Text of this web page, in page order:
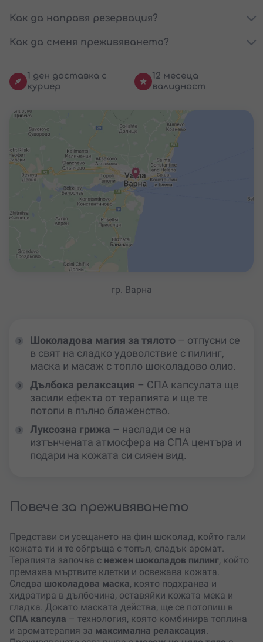
Как да направя резервация?
Как да сменя преживяването?
1 ден доставка с
куриер
12 месеца
валидност
гр. Варна
Шоколадова магия за тялото – отпусни се
в свят на сладко удоволствие с пилинг,
маска и масаж с топло шоколадово олио.
Дълбока релаксация – СПА капсулата ще
засили ефекта от терапията и ще те
потопи в пълно блаженство.
Луксозна грижа – наслади се на
изтънчената атмосфера на СПА центъра и
подари на кожата си сияен вид.
Повече за преживяването
Представи си усещането на фин шоколад, който гали
кожата ти и те обгръща с топъл, сладък аромат.
Терапията започва с нежен шоколадов пилинг, който
премахва мъртвите клетки и освежава кожата.
Следва шоколадова маска, която подхранва и
хидратира в дълбочина, оставяйки кожата мека и
гладка. Докато маската действа, ще се потопиш в
СПА капсула – технология, която комбинира топлина
и ароматерапия за максимална релаксация